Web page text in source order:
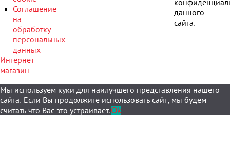
Соглашение
на
обработку
персональных
данных
данного
сайта.
Интернет
магазин
Мы используем куки для наилучшего представления нашего
сайта. Если Вы продолжите использовать сайт, мы будем
считать что Вас это устраивает.Ok